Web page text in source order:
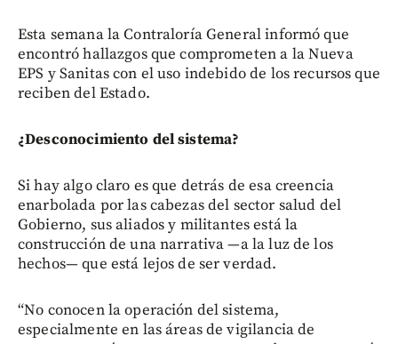
Esta semana la Contraloría General informó que
encontró hallazgos que comprometen a la Nueva
EPS y Sanitas con el uso indebido de los recursos que
reciben del Estado.
¿Desconocimiento del sistema?
Si hay algo claro es que detrás de esa creencia
enarbolada por las cabezas del sector salud del
Gobierno, sus aliados y militantes está la
construcción de una narrativa —a la luz de los
hechos— que está lejos de ser verdad.
“No conocen la operación del sistema,
especialmente en las áreas de vigilancia de